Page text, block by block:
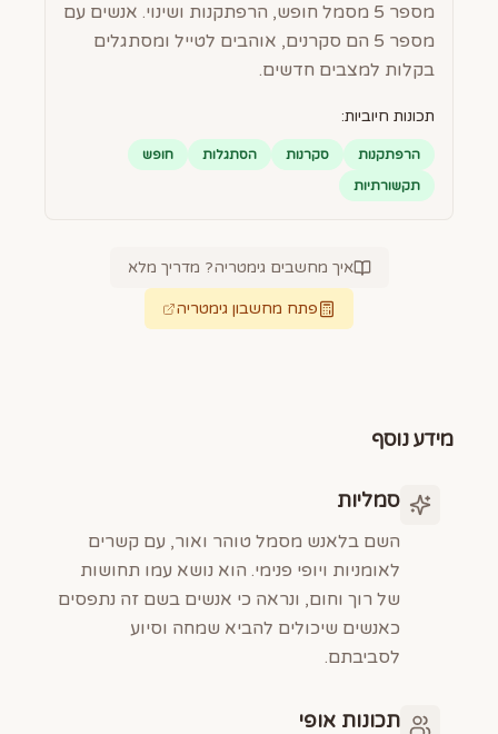
מספר 5 מסמל חופש, הרפתקנות ושינוי. אנשים עם
מספר 5 הם סקרנים, אוהבים לטייל ומסתגלים
בקלות למצבים חדשים.
תכונות חיוביות:
הרפתקנות סקרנות הסתגלות
חופש
תקשורתיות
איך מחשבים גימטריה? מדריך מלא
פתח מחשבון גימטריה
מידע נוסף
סמליות
השם בלאנש מסמל טוהר ואור, עם קשרים
לאומניות ויופי פנימי. הוא נושא עמו תחושות
של רוך וחום, ונראה כי אנשים בשם זה נתפסים
כאנשים שיכולים להביא שמחה וסיוע
לסביבתם.
תכונות אופי